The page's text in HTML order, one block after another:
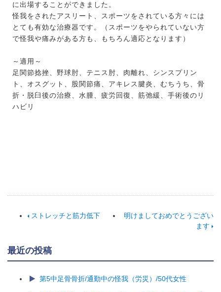
に出場することができました。
怪我をされたアスリート、スポーツをされている方々には
とても有効な治療器です。（スポーツをやられていない方
で怪我や痛みがある方も、もちろん適応となります）
～適用～
足関節捻挫、野球肘、テニス肘、肉離れ、シンスプリン
ト、オスグット、股関節痛、アキレス腱炎、むちうち、骨
折・脱臼後の治療、水腫、疲労回復、筋弛緩、手術後のリ
ハビリ
ストレッチと筋力低下
明けましておめでとうござい
ます
最近の投稿
第5中足骨骨折/通勤中の怪我（労災）/50代女性